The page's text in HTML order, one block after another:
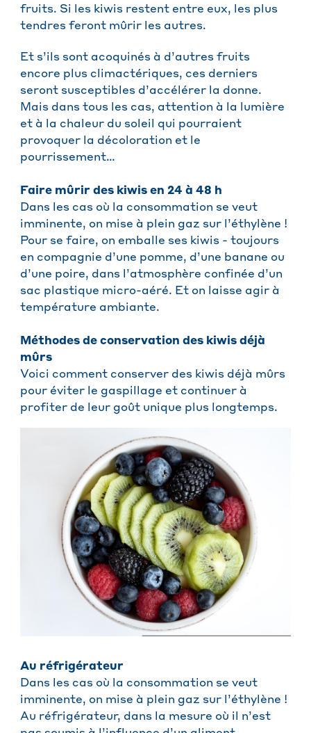
fruits. Si les kiwis restent entre eux, les plus
tendres feront mûrir les autres.
Et s’ils sont acoquinés à d’autres fruits
encore plus climactériques, ces derniers
seront susceptibles d’accélérer la donne.
Mais dans tous les cas, attention à la lumière
et à la chaleur du soleil qui pourraient
provoquer la décoloration et le
pourrissement…
Faire mûrir des kiwis en 24 à 48 h
Dans les cas où la consommation se veut
imminente, on mise à plein gaz sur l’éthylène !
Pour se faire, on emballe ses kiwis - toujours
en compagnie d’une pomme, d’une banane ou
d’une poire, dans l’atmosphère confinée d’un
sac plastique micro-aéré. Et on laisse agir à
température ambiante.
Méthodes de conservation des kiwis déjà
mûrs
Voici comment conserver des kiwis déjà mûrs
pour éviter le gaspillage et continuer à
profiter de leur goût unique plus longtemps.
Au réfrigérateur
Dans les cas où la consommation se veut
imminente, on mise à plein gaz sur l’éthylène !
Au réfrigérateur, dans la mesure où il n’est